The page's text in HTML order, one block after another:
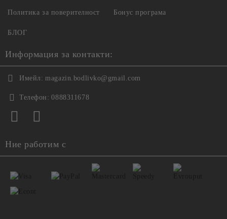
Политика за поверителност Бонус програма
БЛОГ
Информация за контакти:
Имейл: magazin.bodlivko@gmail.com
Телефон: 0888311678
Ние работим с